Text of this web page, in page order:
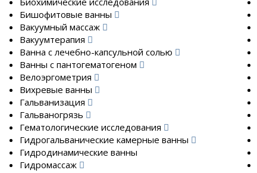
Бишофитовые ванны
Вакуумный массаж
Вакуумтерапия
Ванна с лечебно-капсульной солью
Ванны с пантогематогеном
Велоэргометрия
Вихревые ванны
Гальванизация
Гальваногрязь
Гематологические исследования
Гидрогальванические камерные ванны
Гидродинамические ванны
Гидромассаж